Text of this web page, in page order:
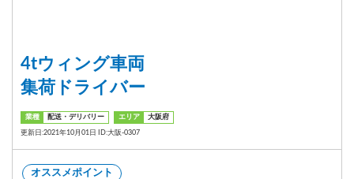
4tウィング車両
集荷ドライバー
業種 配送・デリバリー エリア 大阪府
更新日:2021年10月01日 ID:大阪-0307
オススメポイント